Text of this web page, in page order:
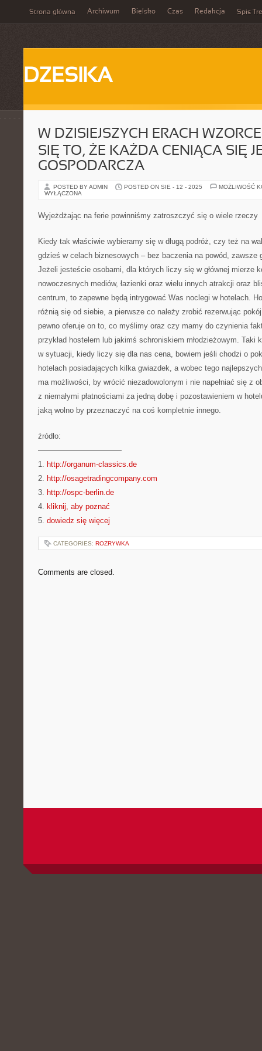
Strona główna Archiwum Bielsko Czas Redakcja Spis
DZESIKA
W DZISIEJSZYCH ERACH
SIĘ TO, ŻE KAŻDA CENIĄCA SIĘ
GOSPODARCZA
POSTED BY ADMIN POSTED ON SIE - 12 - 2025
MOŻLIWOŚĆ
WYŁĄCZONA
Wyjeżdżając na ferie powinniśmy zatroszczyć się o wiele rzeczy
Kiedy tak właściwie wybieramy się w długą podróż, czy też na
gdzieś w celach biznesowych – bez baczenia na powód, zawsze
Jeżeli jesteście osobami, dla których liczy się w głównej mierze
nowoczesnych mediów, łazienki oraz wielu innych atrakcji oraz
centrum, to zapewne będą intrygować Was noclegi w hotelach.
różnią się od siebie, a pierwsze co należy zrobić rezerwując
pewno oferuje on to, co myślimy oraz czy mamy do czynienia
przykład hostelem lub jakimś schroniskiem młodzieżowym. Taki
w sytuacji, kiedy liczy się dla nas cena, bowiem jeśli chodzi o
hotelach posiadających kilka gwiazdek, a wobec tego
ma możliwości, by wrócić niezadowolonym i nie napełniać się z
z niemałymi płatnościami za jedną dobę i pozostawieniem w
jaką wolno by przeznaczyć na coś kompletnie innego.
źródło:
———————————
1. http://organum-classics.de
2. http://osagetradingcompany.com
3. http://ospc-berlin.de
4. kliknij, aby poznać
5. dowiedz się więcej
CATEGORIES: ROZRYWKA
Comments are closed.